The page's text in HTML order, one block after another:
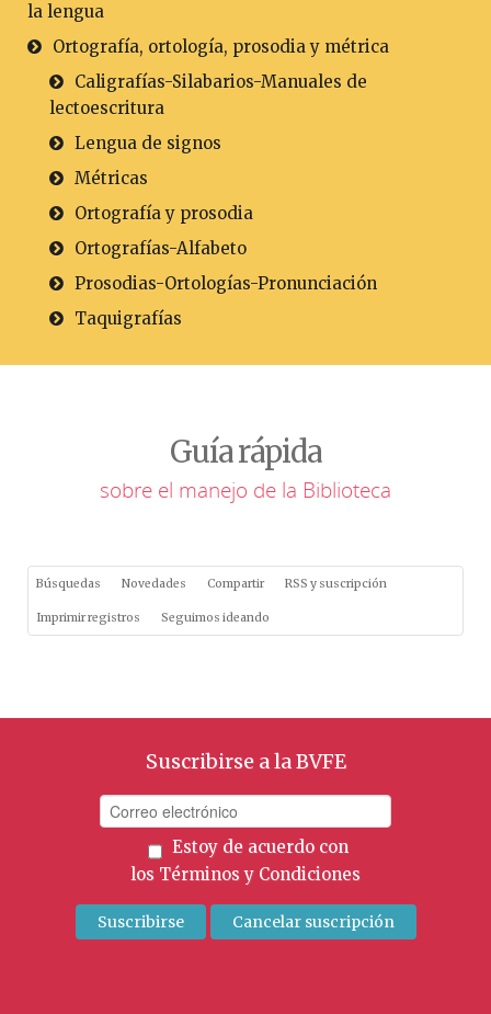
la lengua
Ortografía, ortología, prosodia y métrica
Caligrafías-Silabarios-Manuales de
lectoescritura
Lengua de signos
Métricas
Ortografía y prosodia
Ortografías-Alfabeto
Prosodias-Ortologías-Pronunciación
Taquigrafías
Guía rápida
sobre el manejo de la Biblioteca
Búsquedas Novedades Compartir RSS y suscripción
Imprimir registros Seguimos ideando
Suscribirse a la BVFE
Estoy de acuerdo con
los Términos y Condiciones